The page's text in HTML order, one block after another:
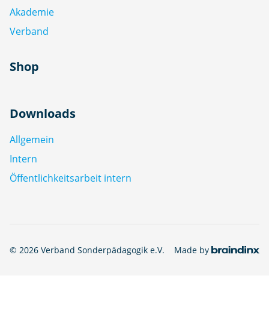
Akademie
Verband
Shop
Downloads
Allgemein
Intern
Öffentlichkeitsarbeit intern
© 2026 Verband Sonderpädagogik e.V. Made by